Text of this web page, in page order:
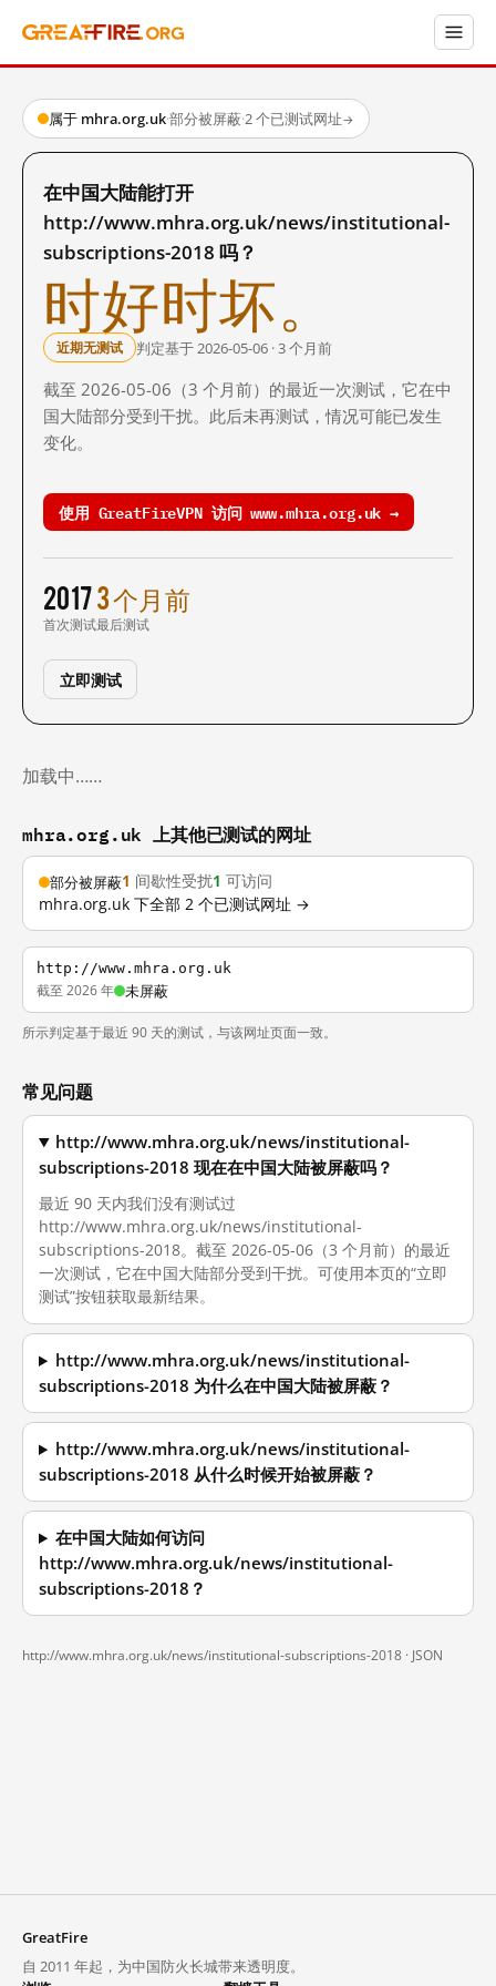
属于 mhra.org.uk·部分被屏蔽·2 个已测试网址→
在中国大陆能打开
http://www.mhra.org.uk/news/institutional-
subscriptions-2018 吗？
时好时坏。
近期无测试 判定基于 2026-05-06 · 3 个月前
截至 2026-05-06（3 个月前）的最近一次测试，它在中
国大陆部分受到干扰。此后未再测试，情况可能已发生
变化。
使用 GreatFireVPN 访问 www.mhra.org.uk →
2017
首次测试
3 个月前
最后测试
立即测试
加载中……
mhra.org.uk 上其他已测试的网址
部分被屏蔽1 间歇性受扰1 可访问
mhra.org.uk 下全部 2 个已测试网址 →
http://www.mhra.org.uk
截至 2026 年 未屏蔽
所示判定基于最近 90 天的测试，与该网址页面一致。
常见问题
http://www.mhra.org.uk/news/institutional-
subscriptions-2018 现在在中国大陆被屏蔽吗？
最近 90 天内我们没有测试过
http://www.mhra.org.uk/news/institutional-
subscriptions-2018。截至 2026-05-06（3 个月前）的最近
一次测试，它在中国大陆部分受到干扰。可使用本页的“立即
测试”按钮获取最新结果。
http://www.mhra.org.uk/news/institutional-
subscriptions-2018 为什么在中国大陆被屏蔽？
http://www.mhra.org.uk/news/institutional-
subscriptions-2018 从什么时候开始被屏蔽？
在中国大陆如何访问
http://www.mhra.org.uk/news/institutional-
subscriptions-2018？
http://www.mhra.org.uk/news/institutional-subscriptions-2018 · JSON
GreatFire
自 2011 年起，为中国防火长城带来透明度。